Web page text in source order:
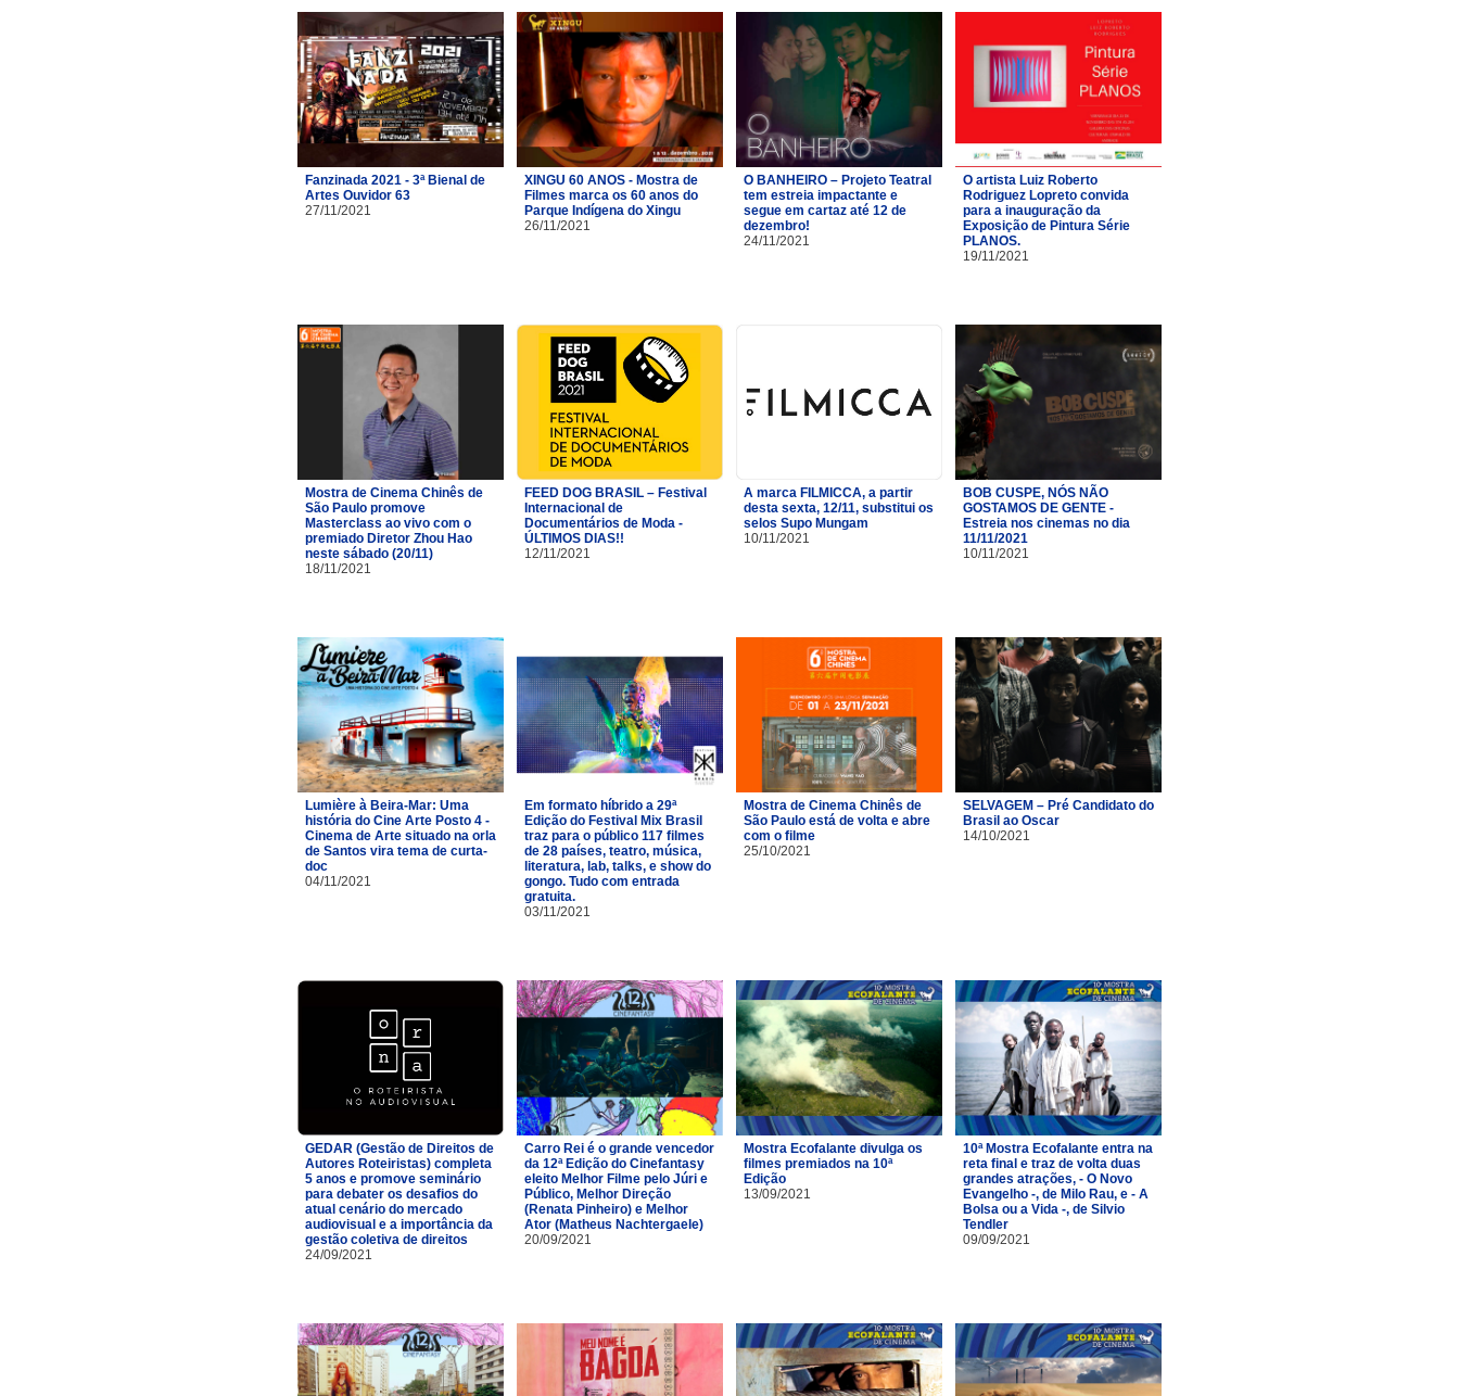
Fanzinada 2021 - 3ª Bienal de
Artes Ouvidor 63
27/11/2021
XINGU 60 ANOS - Mostra de
Filmes marca os 60 anos do
Parque Indígena do Xingu
26/11/2021
O BANHEIRO – Projeto Teatral
tem estreia impactante e
segue em cartaz até 12 de
dezembro!
24/11/2021
O artista Luiz Roberto
Rodriguez Lopreto convida
para a inauguração da
Exposição de Pintura Série
PLANOS.
19/11/2021
Mostra de Cinema Chinês de
São Paulo promove
Masterclass ao vivo com o
premiado Diretor Zhou Hao
neste sábado (20/11)
18/11/2021
FEED DOG BRASIL – Festival
Internacional de
Documentários de Moda -
ÚLTIMOS DIAS!!
12/11/2021
A marca FILMICCA, a partir
desta sexta, 12/11, substitui os
selos Supo Mungam
10/11/2021
BOB CUSPE, NÓS NÃO
GOSTAMOS DE GENTE -
Estreia nos cinemas no dia
11/11/2021
10/11/2021
Lumière à Beira-Mar: Uma
história do Cine Arte Posto 4 -
Cinema de Arte situado na orla
de Santos vira tema de curta-
doc
04/11/2021
Em formato híbrido a 29ª
Edição do Festival Mix Brasil
traz para o público 117 filmes
de 28 países, teatro, música,
literatura, lab, talks, e show do
gongo. Tudo com entrada
gratuita.
03/11/2021
Mostra de Cinema Chinês de
São Paulo está de volta e abre
com o filme
25/10/2021
SELVAGEM – Pré Candidato do
Brasil ao Oscar
14/10/2021
GEDAR (Gestão de Direitos de
Autores Roteiristas) completa
5 anos e promove seminário
para debater os desafios do
atual cenário do mercado
audiovisual e a importância da
gestão coletiva de direitos
24/09/2021
Carro Rei é o grande vencedor
da 12ª Edição do Cinefantasy
eleito Melhor Filme pelo Júri e
Público, Melhor Direção
(Renata Pinheiro) e Melhor
Ator (Matheus Nachtergaele)
20/09/2021
Mostra Ecofalante divulga os
filmes premiados na 10ª
Edição
13/09/2021
10ª Mostra Ecofalante entra na
reta final e traz de volta duas
grandes atrações, - O Novo
Evangelho -, de Milo Rau, e - A
Bolsa ou a Vida -, de Silvio
Tendler
09/09/2021